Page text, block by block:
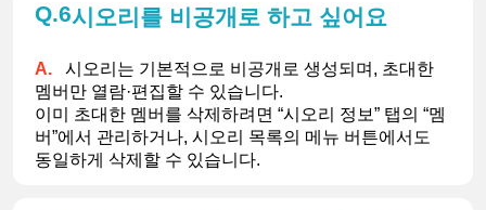
6시오리를 비공개로 하고 싶어요
시오리는 기본적으로 비공개로 생성되며, 초대한
멤버만 열람·편집할 수 있습니다.
이미 초대한 멤버를 삭제하려면 “시오리 정보” 탭의 “멤
버”에서 관리하거나, 시오리 목록의 메뉴 버튼에서도
동일하게 삭제할 수 있습니다.